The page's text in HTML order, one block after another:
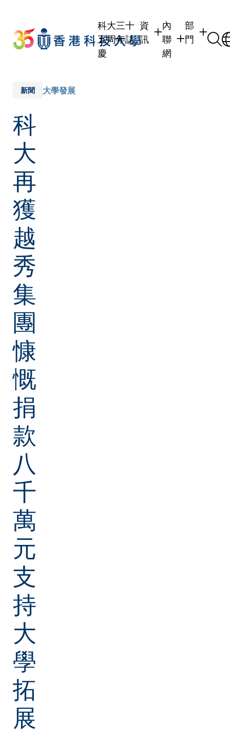
main
content
科大三十
五周年誌
慶
資
訊
內
聯
網
部
門
新聞 大學發展
科
大
再
獲
越
秀
集
團
慷
慨
捐
款
八
千
萬
元
支
持
大
學
拓
展